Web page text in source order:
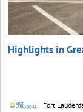
Highlights in
Fort